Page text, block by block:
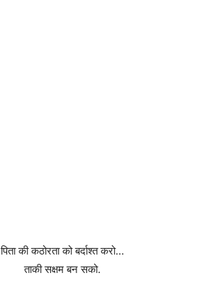
पिता की कठोरता को बर्दाश्त करो…
ताकी सक्षम बन सको.